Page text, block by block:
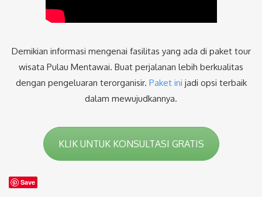
Demikian informasi mengenai fasilitas yang ada di paket tour
wisata Pulau Mentawai. Buat perjalanan lebih berkualitas
dengan pengeluaran terorganisir. Paket ini jadi opsi terbaik
dalam mewujudkannya.
KLIK UNTUK KONSULTASI GRATIS
Save